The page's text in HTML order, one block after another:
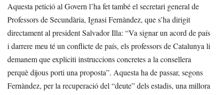
Aquesta petició al Govern l’ha fet també el secretari general de
Professors de Secundària, Ignasi Fernàndez, que s’ha dirigit
directament al president Salvador Illa: “Va signar un acord de país
i darrere meu té un conflicte de país, els professors de Catalunya li
demanem que expliciti instruccions concretes a la consellera
perquè dijous porti una proposta”. Aquesta ha de passar, segons
Fernàndez, per la recuperació del “deute” dels estadis, una millora